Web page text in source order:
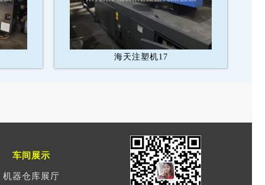
海天注塑机17
车间展示
机器仓库展厅